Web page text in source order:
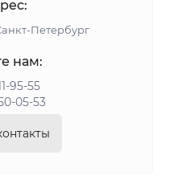
Петербург
нам:
95-55
05-53